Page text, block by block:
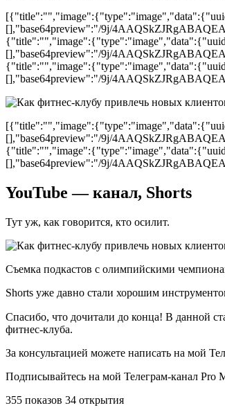
[],"base64preview":"/9j/
[],"base64preview":"/9j/
[],"base64preview":"/9j/
[],"base64preview":"/9j/
[],"base64preview":"/9j/
YouTube — канал, Shorts
Тут уж, как говорится, кто осилит.
Съемка подкастов с олимпийскими
Shorts уже давно стали хорошим
Спасибо, что дочитали до конца! В данной
фитнес-клуба.
За консультацией можете написать на мой
Подписывайтесь на мой Телеграм-канал Pro
355 показов 34 открытия